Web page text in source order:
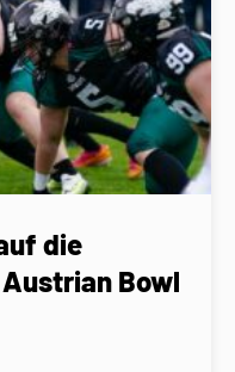
die
Bowl